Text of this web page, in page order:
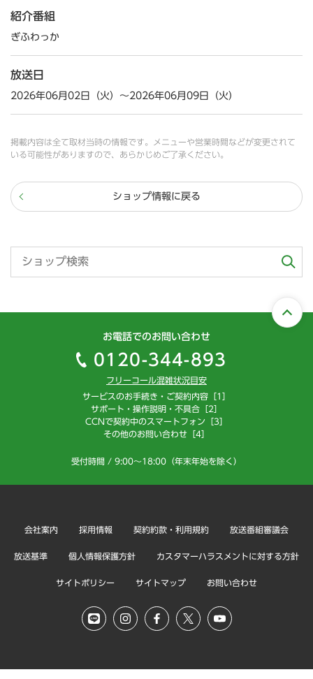
紹介番組
ぎふわっか
放送日
2026年06月02日（火）～2026年06月09日（火）
掲載内容は全て取材当時の情報です。メニューや営業時間などが変更されて
いる可能性がありますので、あらかじめご了承ください。
ショップ情報に戻る
お電話でのお問い合わせ
0120-344-893
フリーコール混雑状況目安
サービスのお手続き・ご契約内容［1］
サポート・操作説明・不具合［2］
CCNで契約中のスマートフォン［3］
その他のお問い合わせ［4］
受付時間 / 9:00～18:00（年末年始を除く）
会社案内 採用情報 契約約款・利用規約 放送番組審議会
放送基準 個人情報保護方針 カスタマーハラスメントに対する方針
サイトポリシー サイトマップ お問い合わせ